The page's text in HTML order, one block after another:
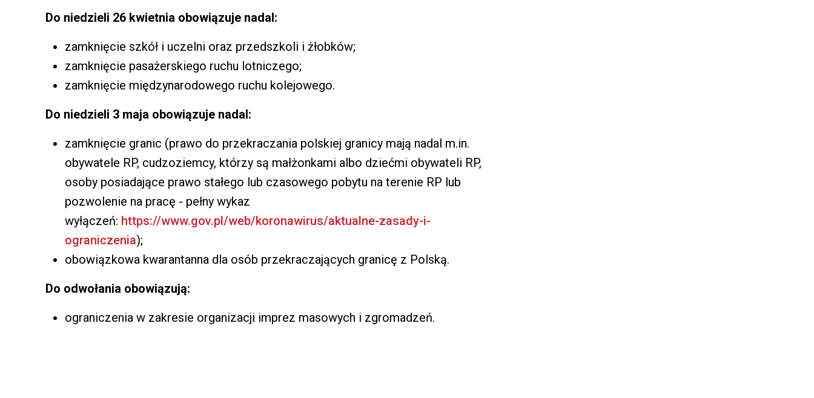
Do niedzieli 26 kwietnia obowiązuje nadal:
zamknięcie szkół i uczelni oraz przedszkoli i żłobków;
zamknięcie pasażerskiego ruchu lotniczego;
zamknięcie międzynarodowego ruchu kolejowego.
Do niedzieli 3 maja obowiązuje nadal:
zamknięcie granic (prawo do przekraczania polskiej granicy mają nadal m.in.
obywatele RP, cudzoziemcy, którzy są małżonkami albo dziećmi obywateli RP,
osoby posiadające prawo stałego lub czasowego pobytu na terenie RP lub
pozwolenie na pracę - pełny wykaz
wyłączeń: https://www.gov.pl/web/koronawirus/aktualne-zasady-i-
ograniczenia);
obowiązkowa kwarantanna dla osób przekraczających granicę z Polską.
Do odwołania obowiązują:
ograniczenia w zakresie organizacji imprez masowych i zgromadzeń.